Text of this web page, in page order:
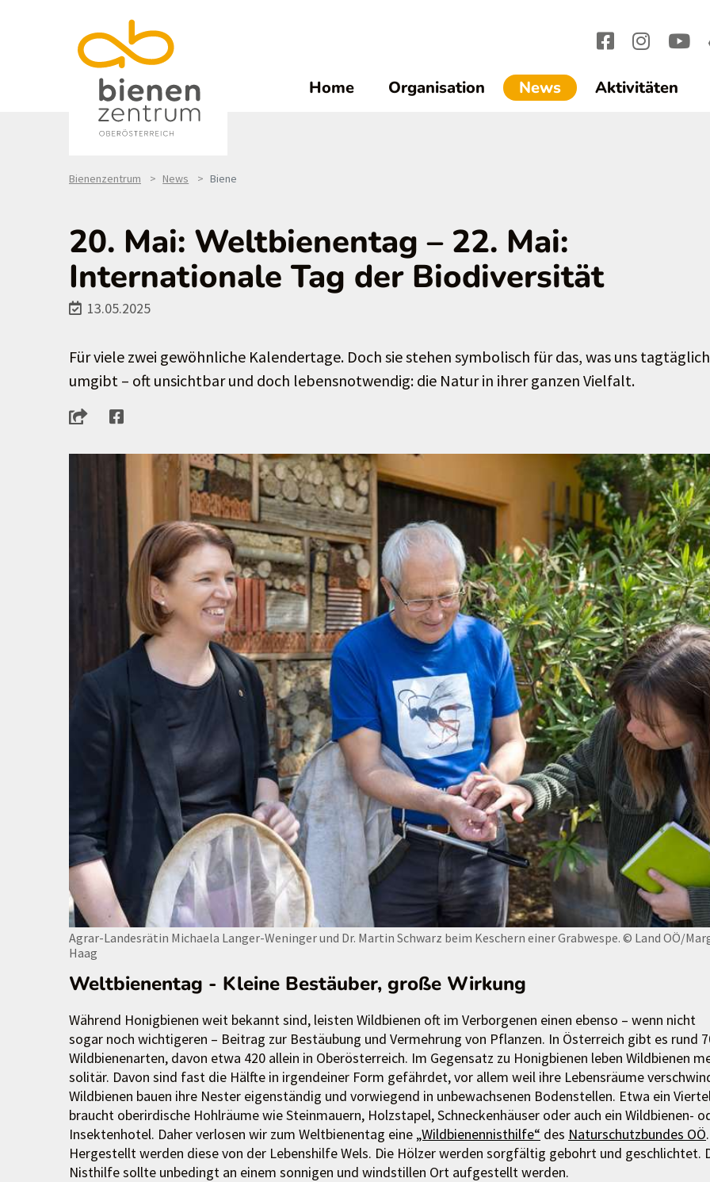
Home Organisation News(current)1
Aktivitäten
Bienenzentrum News Biene
20. Mai: Weltbienentag – 22. Mai:
Internationale Tag der Biodiversität
13.05.2025
Für viele zwei gewöhnliche Kalendertage. Doch sie stehen symbolisch für das, was uns tagtäglich
umgibt – oft unsichtbar und doch lebensnotwendig: die Natur in ihrer ganzen Vielfalt.
Agrar-Landesrätin Michaela Langer-Weninger und Dr. Martin Schwarz beim Keschern einer Grabwespe. © Land OÖ/
Haag
Weltbienentag - Kleine Bestäuber, große Wirkung
Während Honigbienen weit bekannt sind, leisten Wildbienen oft im Verborgenen einen ebenso – wenn nicht
sogar noch wichtigeren – Beitrag zur Bestäubung und Vermehrung von Pflanzen. In Österreich gibt es rund
Wildbienenarten, davon etwa 420 allein in Oberösterreich. Im Gegensatz zu Honigbienen leben Wildbienen
solitär. Davon sind fast die Hälfte in irgendeiner Form gefährdet, vor allem weil ihre Lebensräume
Wildbienen bauen ihre Nester eigenständig und vorwiegend in unbewachsenen Bodenstellen. Etwa ein
braucht oberirdische Hohlräume wie Steinmauern, Holzstapel, Schneckenhäuser oder auch ein Wildbienen-
Insektenhotel. Daher verlosen wir zum Weltbienentag eine „Wildbienennisthilfe“ des Naturschutzbundes OÖ.
Hergestellt werden diese von der Lebenshilfe Wels. Die Hölzer werden sorgfältig gebohrt und geschlichtet.
Nisthilfe sollte unbedingt an einem sonnigen und windstillen Ort aufgestellt werden.